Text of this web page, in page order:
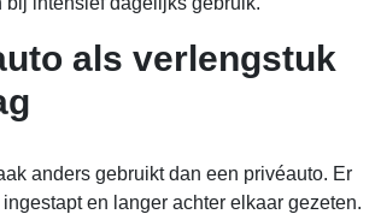
als verlengstuk
anders gebruikt dan een privéauto. Er
en langer achter elkaar gezeten.